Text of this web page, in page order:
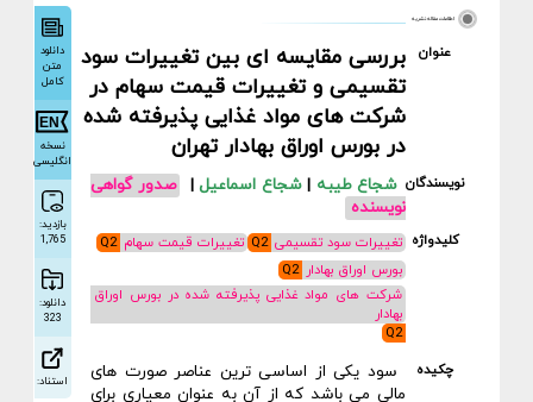
دانلود
متن
انگلیسی
بازدید:
استناد:
اطلاعات مقاله نشریه
عنوان
بررسی مقایسه ای بین تغییرات سود
تقسیمی و تغییرات قیمت سهام در
شرکت های مواد غذایی پذیرفته شده
در بورس اوراق بهادار تهران
نویسندگان شجاع طیبه|شجاع اسماعیل| صدور گواهی
نویسنده
کلیدواژه تغییرات سود تقسیمی Q2 تغییرات قیمت سهام Q2
بورس اوراق بهادار Q2
شرکت های مواد غذایی پذیرفته شده در بورس اوراق
بهادار
چکیده سود یکی از اساسی ترین عناصر صورت های
مالی می باشد که از آن به عنوان معیاری برای